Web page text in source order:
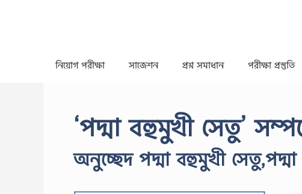
নিয়োগ পরীক্ষা সাজেশন প্রশ্ন সমাধান পরীক্ষা প্রস্তুতি
‘পদ্মা বহুমুখী সেতু’
অনুচ্ছেদ পদ্মা বহুমুখী